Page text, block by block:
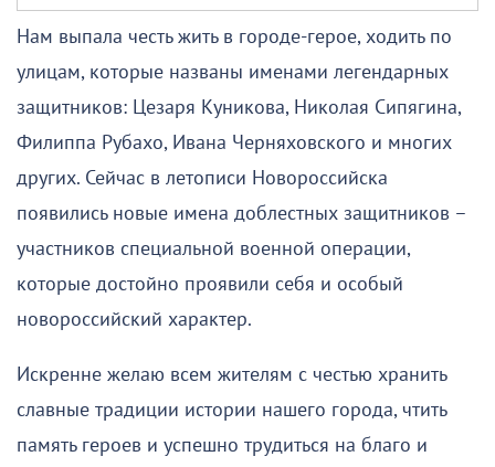
Нам выпала честь жить в городе-герое, ходить по
улицам, которые названы именами легендарных
защитников: Цезаря Куникова, Николая Сипягина,
Филиппа Рубахо, Ивана Черняховского и многих
других. Сейчас в летописи Новороссийска
появились новые имена доблестных защитников –
участников специальной военной операции,
которые достойно проявили себя и особый
новороссийский характер.
Искренне желаю всем жителям с честью хранить
славные традиции истории нашего города, чтить
память героев и успешно трудиться на благо и